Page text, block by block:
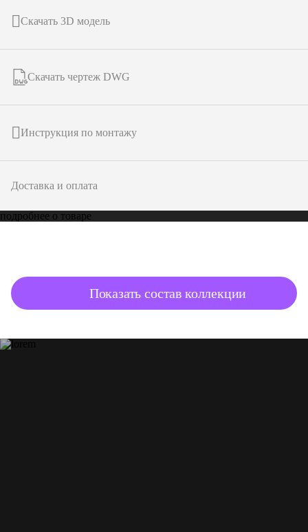
Скачать 3D модель
Скачать чертеж DWG
Инструкция по монтажу
Доставка и оплата
подробнее о товаре
Показать состав коллекции